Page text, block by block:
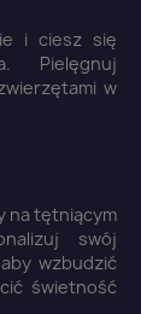
i ciesz się
Pielęgnuj
w
na tętniącym
swój
wzbudzić
świetność
×